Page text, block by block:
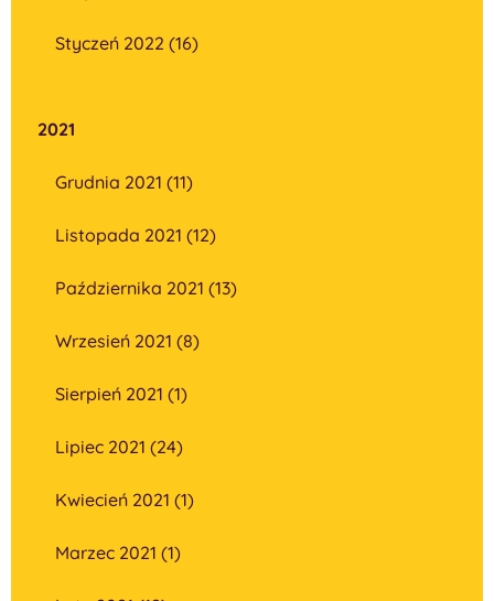
Styczeń 2022 (16)
2021
Grudnia 2021 (11)
Listopada 2021 (12)
Października 2021 (13)
Wrzesień 2021 (8)
Sierpień 2021 (1)
Lipiec 2021 (24)
Kwiecień 2021 (1)
Marzec 2021 (1)